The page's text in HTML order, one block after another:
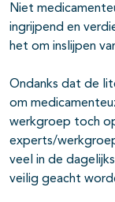
Niet
ingrijpend en
het om inslijpen
Ondanks dat de
om
werkgroep toch
experts/
veel in de
veilig geacht